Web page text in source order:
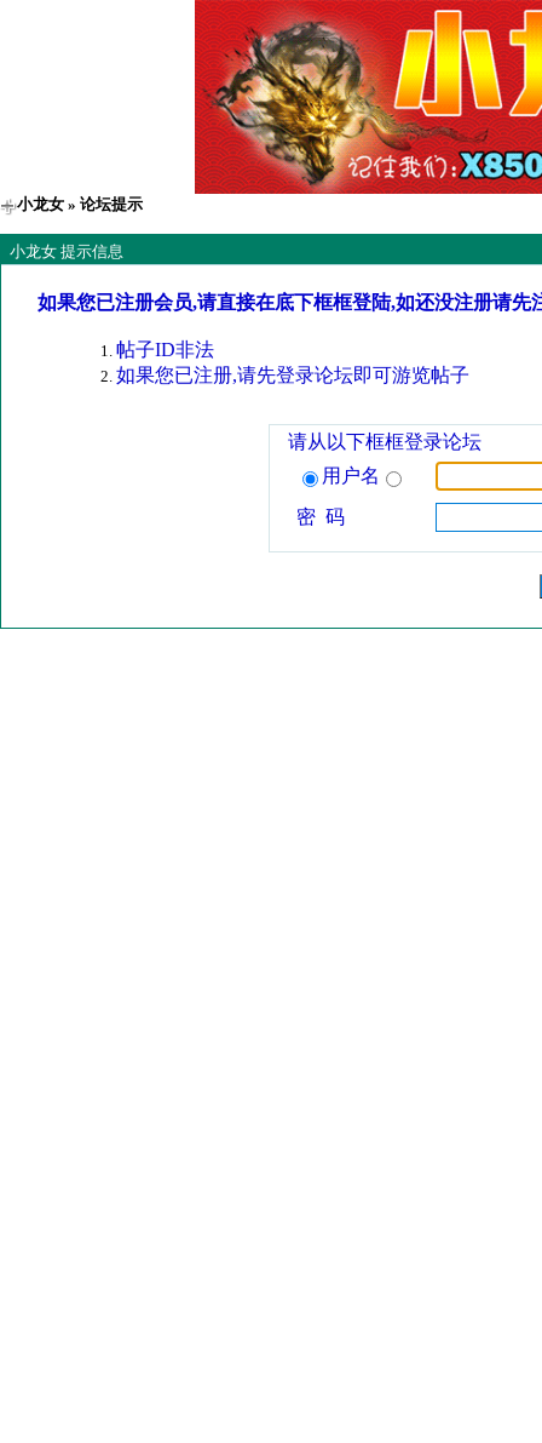
小龙女 » 论坛提示
小龙女 提示信息
如果您已注册会员,请直接在底下框框登陆,如还没注册请先
帖子ID非法
如果您已注册,请先登录论坛即可游览帖子
请从以下框框登录论坛
用户名
密 码